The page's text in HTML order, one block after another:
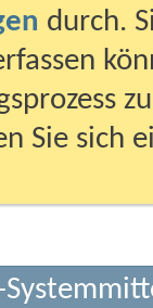
durch.
Sie sich